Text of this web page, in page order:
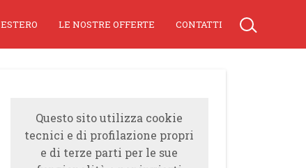
ESTERO LE NOSTRE OFFERTE CONTATTI
Questo sito utilizza cookie
tecnici e di profilazione propri
e di terze parti per le sue